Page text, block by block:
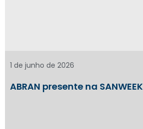
ABRAN presente na SANWEEK
1 de junho de 2026